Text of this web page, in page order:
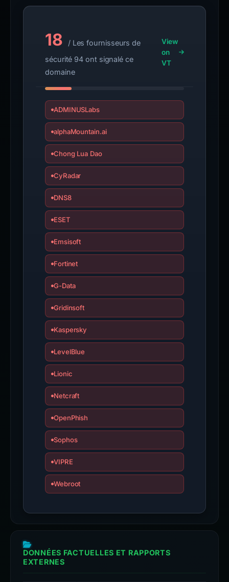
18
/ Les fournisseurs de
sécurité 94 ont signalé ce
domaine
View
on
VT
ADMINUSLabs
alphaMountain.ai
Chong Lua Dao
CyRadar
DNS8
ESET
Emsisoft
Fortinet
G-Data
Gridinsoft
Kaspersky
LevelBlue
Lionic
Netcraft
OpenPhish
Sophos
VIPRE
Webroot
DONNÉES FACTUELLES ET RAPPORTS
EXTERNES